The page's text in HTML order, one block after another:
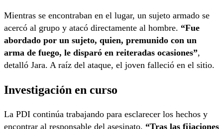
Mientras se encontraban en el lugar, un sujeto armado se
acercó al grupo y atacó directamente al hombre. “Fue
abordado por un sujeto, quien, premunido con un
arma de fuego, le disparó en reiteradas ocasiones”,
detalló Jara. A raíz del ataque, el joven falleció en el sitio.
Investigación en curso
La PDI continúa trabajando para esclarecer los hechos y
encontrar al responsable del asesinato. “Tras las fijaciones